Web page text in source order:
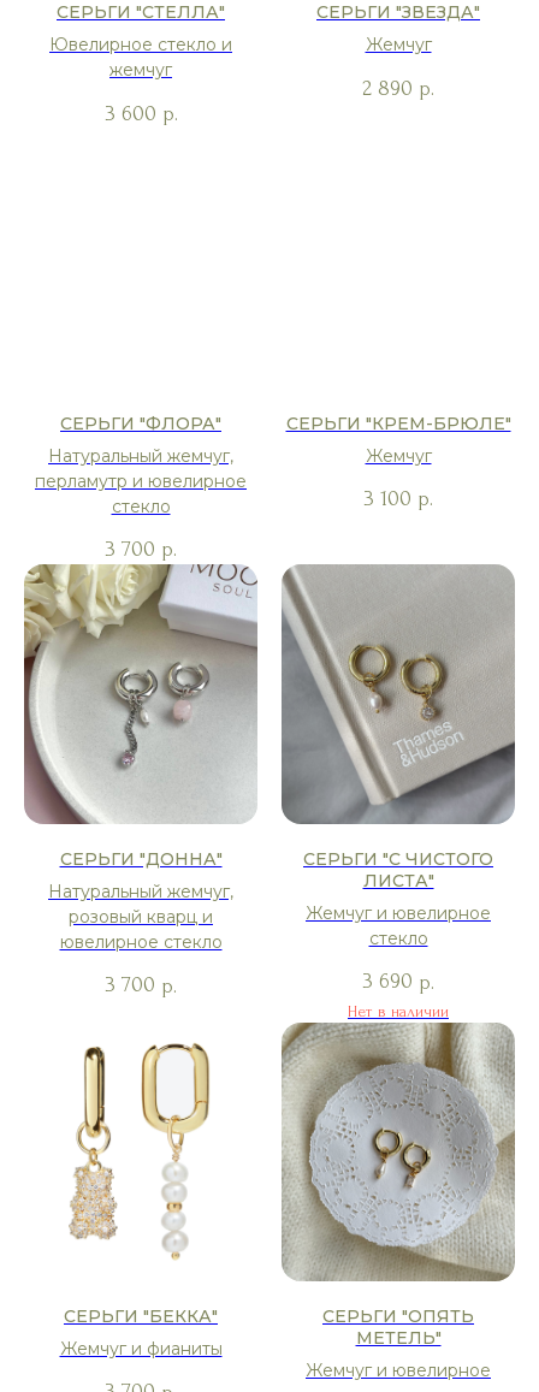
СЕРЬГИ "СТЕЛЛА"
Ювелирное стекло и
жемчуг
3 600 р.
СЕРЬГИ "ЗВЕЗДА"
Жемчуг
2 890 р.
СЕРЬГИ "ФЛОРА"
Натуральный жемчуг,
перламутр и ювелирное
стекло
3 700 р.
СЕРЬГИ "КРЕМ-БРЮЛЕ"
Жемчуг
3 100 р.
СЕРЬГИ "ДОННА"
Натуральный жемчуг,
розовый кварц и
ювелирное стекло
3 700 р.
СЕРЬГИ "С ЧИСТОГО
ЛИСТА"
Жемчуг и ювелирное
стекло
3 690 р.
Нет в наличии
СЕРЬГИ "БЕККА"
Жемчуг и фианиты
СЕРЬГИ "ОПЯТЬ
МЕТЕЛЬ"
Жемчуг и ювелирное